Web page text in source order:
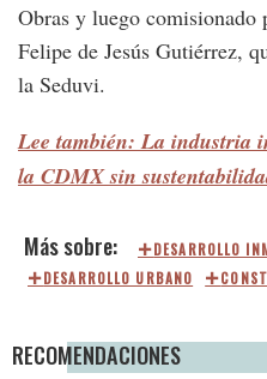
Obras y luego comisionado
Felipe de Jesús Gutiérrez,
la Seduvi.
Lee también: La industria
la CDMX sin
DESARROLLO
DESARROLLO URBANO
RECOMENDACIONES